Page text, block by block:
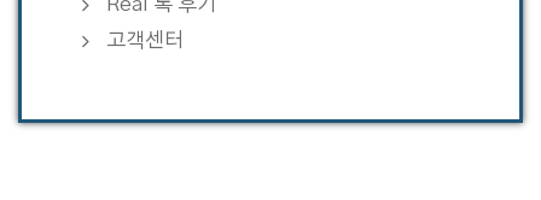
Real 톡 후기
고객센터